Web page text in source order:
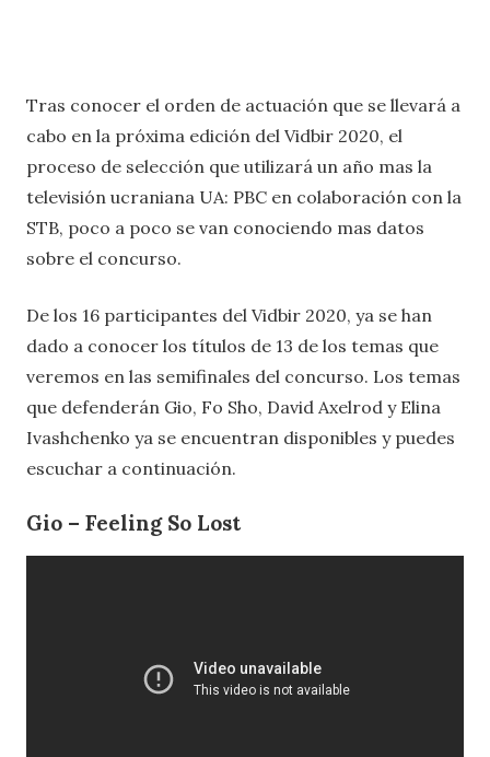
Tras conocer el orden de actuación que se llevará a
cabo en la próxima edición del Vidbir 2020, el
proceso de selección que utilizará un año mas la
televisión ucraniana UA: PBC en colaboración con la
STB, poco a poco se van conociendo mas datos
sobre el concurso.
De los 16 participantes del Vidbir 2020, ya se han
dado a conocer los títulos de 13 de los temas que
veremos en las semifinales del concurso. Los temas
que defenderán Gio, Fo Sho, David Axelrod y Elina
Ivashchenko ya se encuentran disponibles y puedes
escuchar a continuación.
Gio – Feeling So Lost